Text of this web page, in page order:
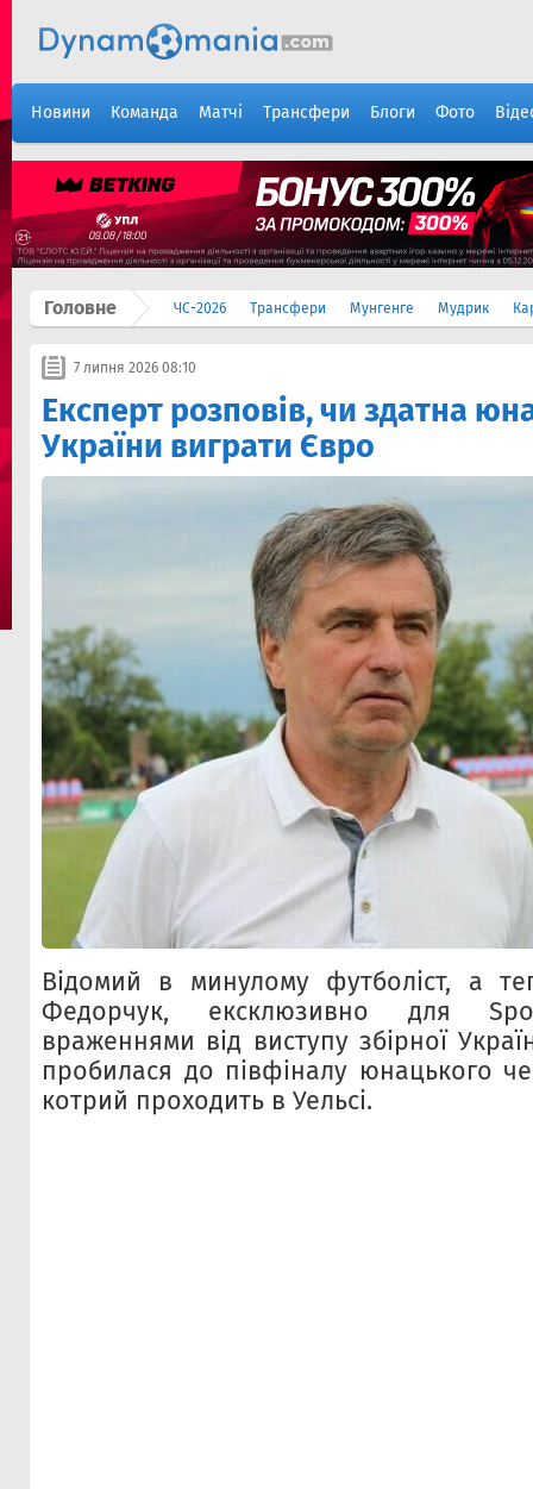
Новини Команда Матчі Трансфери Блоги Фото
Головне ЧС-2026 Трансфери Мунгенге Мудрик
7 липня 2026 08:10
Експерт розповів, чи здатна
України виграти Євро
Відомий в минулому футболіст, а
Федорчук, ексклюзивно для
враженнями від виступу збірної
пробилася до півфіналу юнацького
котрий проходить в Уельсі.